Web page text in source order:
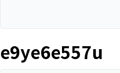
e9ye6e557u